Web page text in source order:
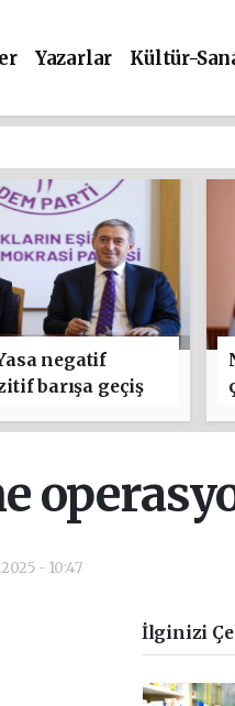
Yazarlar Kültür-
negatif
barışa geçiş
- 10:47
İlginizi